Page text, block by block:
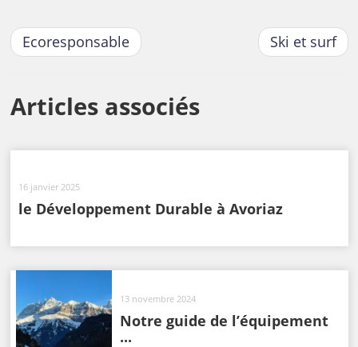
Ecoresponsable Ski et surf
Articles associés
16 janvier 2025
le Développement Durable à Avoriaz
13 novembre 2024
Notre guide de l’équipement
...